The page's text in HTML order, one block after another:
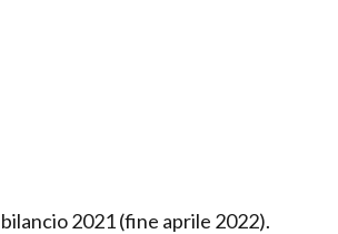
2021 (fine aprile 2022).